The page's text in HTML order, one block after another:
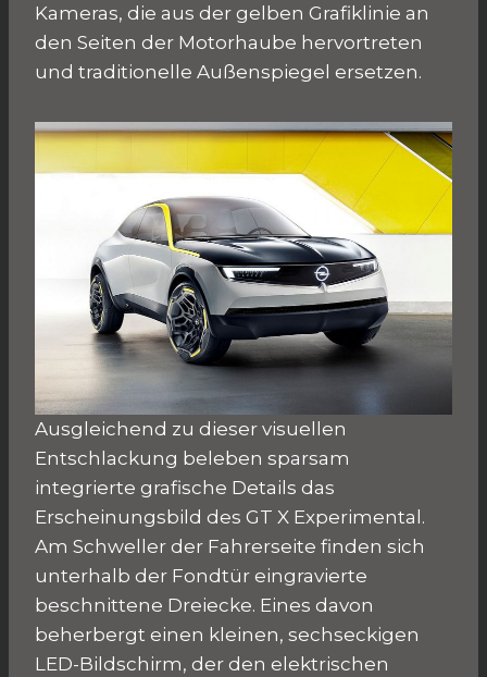
Kameras, die aus der gelben Grafiklinie an
den Seiten der Motorhaube hervortreten
und traditionelle Außenspiegel ersetzen.
Ausgleichend zu dieser visuellen
Entschlackung beleben sparsam
integrierte grafische Details das
Erscheinungsbild des GT X Experimental.
Am Schweller der Fahrerseite finden sich
unterhalb der Fondtür eingravierte
beschnittene Dreiecke. Eines davon
beherbergt einen kleinen, sechseckigen
LED-Bildschirm, der den elektrischen